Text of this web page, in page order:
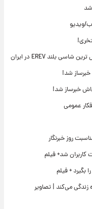
ویدیو
خبرساز شد!
خبرساز شد!
عمومی
روز خبرنگار
شد+ فیلم
+ فیلم
می‌کند | تصاویر